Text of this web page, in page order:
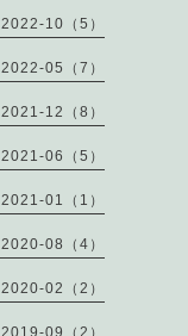
2022-10（5）
2022-05（7）
2021-12（8）
2021-06（5）
2021-01（1）
2020-08（4）
2020-02（2）